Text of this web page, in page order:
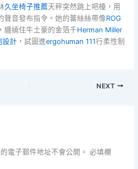
久坐椅子推薦天秤突然跳上吧檯，用
聲音發布指令。她的蕾絲絲帶像ROG
纏繞住牛土豪的金箔千Herman Miller
設計 ，試圖進ergohuman 111行柔性制
NEXT
電子郵件地址不會公開。 必填欄